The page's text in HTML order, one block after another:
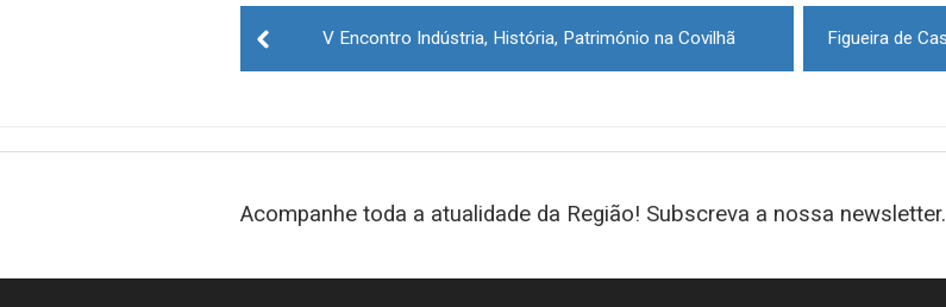
navigationV Encontro Indústria, História, Património na Covilhã
Acompanhe toda a atualidade da Região! Subscreva a nossa newsletter.